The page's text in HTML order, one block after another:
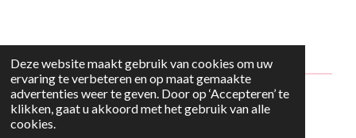
Deze website maakt gebruik van cookies om uw
ervaring te verbeteren en op maat gemaakte
advertenties weer te geven. Door op ‘Accepteren’ te
klikken, gaat u akkoord met het gebruik van alle
cookies.
© 2024 - 2026 Style2Maria
Powered by